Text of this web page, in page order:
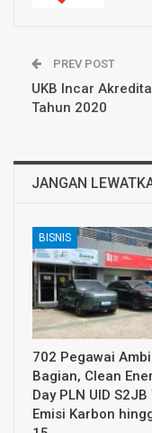
PREV POST
UKB Incar
Tahun 2020
JANGAN
BISNIS
702 Pegawai
Bagian, Clean
Day PLN UID S2JB
Emisi Karbon